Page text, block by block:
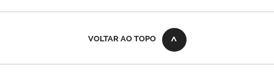
VOLTAR AO TOPO